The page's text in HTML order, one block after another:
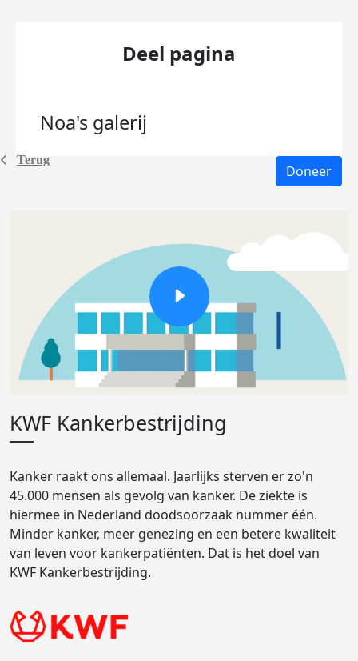
Terug
Deel pagina
Noa's galerij
Doneer
KWF Kankerbestrijding
Kanker raakt ons allemaal. Jaarlijks sterven er zo'n
45.000 mensen als gevolg van kanker. De ziekte is
hiermee in Nederland doodsoorzaak nummer één.
Minder kanker, meer genezing en een betere kwaliteit
van leven voor kankerpatiënten. Dat is het doel van
KWF Kankerbestrijding.